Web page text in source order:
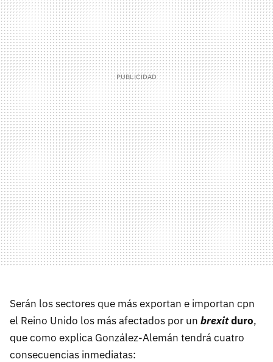
Serán los sectores que más exportan e importan cpn
el Reino Unido los más afectados por un brexitduro,
que como explica González-Alemán tendrá cuatro
consecuencias inmediatas: